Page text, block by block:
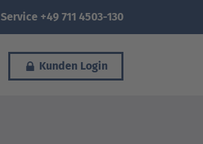
Service +49 711 4503-130
Kunden Login